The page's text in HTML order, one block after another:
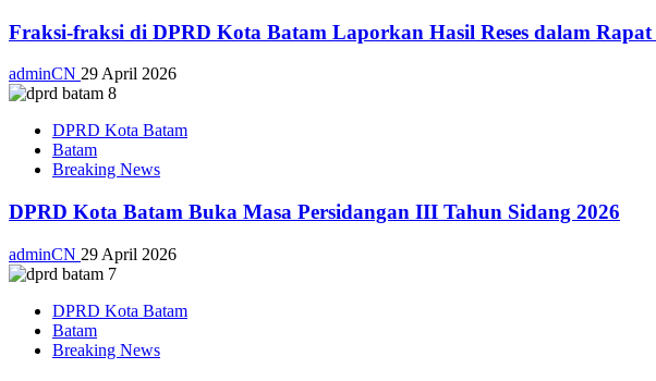
Fraksi-fraksi di DPRD Kota Batam Laporkan Hasil Reses dalam
adminCN 29 April 2026
DPRD Kota Batam
Batam
Breaking News
DPRD Kota Batam Buka Masa Persidangan III Tahun Sidang 2026
adminCN 29 April 2026
DPRD Kota Batam
Batam
Breaking News